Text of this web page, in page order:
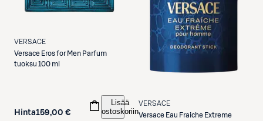
VERSACE
Versace Eros for Men Parfum
tuoksu 100 ml
Hinta159,00 €
Lisää
ostoskoriin
VERSACE
Versace Eau Fraiche Extreme